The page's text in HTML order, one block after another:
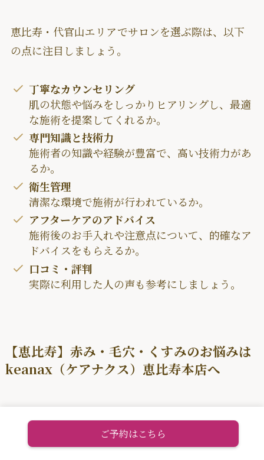
恵比寿・代官山エリアでサロンを選ぶ際は、以下
の点に注目しましょう。
丁寧なカウンセリング
肌の状態や悩みをしっかりヒアリングし、最適
な施術を提案してくれるか。
専門知識と技術力
施術者の知識や経験が豊富で、高い技術力があ
るか。
衛生管理
清潔な環境で施術が行われているか。
アフターケアのアドバイス
施術後のお手入れや注意点について、的確なア
ドバイスをもらえるか。
口コミ・評判
実際に利用した人の声も参考にしましょう。
【恵比寿】赤み・毛穴・くすみのお悩みは
keanax（ケアナクス）恵比寿本店へ
分という好立地にあるkeanax（ケアナクス）恵比
寿本店は、肌質改善に特化した毛穴・肌ツヤ専門
ご予約はこちら